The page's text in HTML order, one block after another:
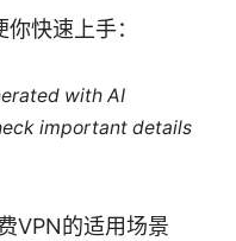
快速上手：
with AI
important details
VPN的适用场景